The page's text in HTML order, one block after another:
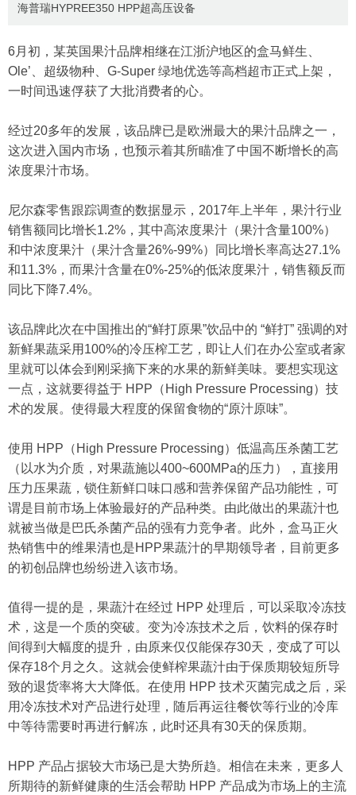
​海普瑞HYPREE350 HPP超高压设备
6月初，某英国果汁品牌相继在江浙沪地区的盒马鲜生、
Ole’、超级物种、G-Super 绿地优选等高档超市正式上架，
一时间迅速俘获了大批消费者的心。
经过20多年的发展，该品牌已是欧洲最大的果汁品牌之一，
这次进入国内市场，也预示着其所瞄准了中国不断增长的高
浓度果汁市场。
尼尔森零售跟踪调查的数据显示，2017年上半年，果汁行业
销售额同比增长1.2%，其中高浓度果汁（果汁含量100%）
和中浓度果汁（果汁含量26%-99%）同比增长率高达27.1%
和11.3%，而果汁含量在0%-25%的低浓度果汁，销售额反而
同比下降7.4%。
该品牌此次在中国推出的“鲜打原果”饮品中的 “鲜打” 强调的对
新鲜果蔬采用100%的冷压榨工艺，即让人们在办公室或者家
里就可以体会到刚采摘下来的水果的新鲜美味。要想实现这
一点，这就要得益于 HPP（High Pressure Processing）技
术的发展。使得最大程度的保留食物的“原汁原味”。
使用 HPP（High Pressure Processing）低温高压杀菌工艺
（以水为介质，对果蔬施以400~600MPa的压力），直接用
压力压果蔬，锁住新鲜口味口感和营养保留产品功能性，可
谓是目前市场上体验最好的产品种类。由此做出的果蔬汁也
就被当做是巴氏杀菌产品的强有力竞争者。此外，盒马正火
热销售中的维果清也是HPP果蔬汁的早期领导者，目前更多
的初创品牌也纷纷进入该市场。
值得一提的是，果蔬汁在经过 HPP 处理后，可以采取冷冻技
术，这是一个质的突破。变为冷冻技术之后，饮料的保存时
间得到大幅度的提升，由原来仅仅能保存30天，变成了可以
保存18个月之久。这就会使鲜榨果蔬汁由于保质期较短所导
致的退货率将大大降低。在使用 HPP 技术灭菌完成之后，采
用冷冻技术对产品进行处理，随后再运往餐饮等行业的冷库
中等待需要时再进行解冻，此时还具有30天的保质期。
HPP 产品占据较大市场已是大势所趋。相信在未来，更多人
所期待的新鲜健康的生活会帮助 HPP 产品成为市场上的主流